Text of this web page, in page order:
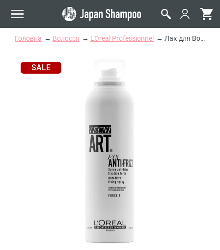
Головна Волосся L'Oreal Professionnel Лак для Волосся Сильної Фіксації з Антистатичним Ефектом L'oreal Professionnel Tecni.Art Fix Anti-Frizz
SALE